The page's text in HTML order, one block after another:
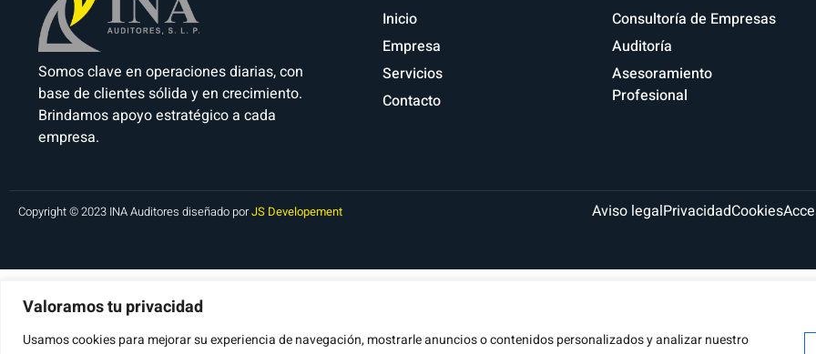
Valoramos tu privacidad
Usamos cookies para mejorar su experiencia de navegación, mostrarle anuncios o contenidos personalizados y analizar nuestro
Somos clave en operaciones diarias, con
base de clientes sólida y en crecimiento.
Brindamos apoyo estratégico a cada
empresa.
Inicio
Empresa
Servicios
Contacto
Consultoría de Empresas
Auditoría
Asesoramiento
Profesional
Copyright © 2023 INA Auditores diseñado porJS Developement Aviso legalPrivacidadCookies